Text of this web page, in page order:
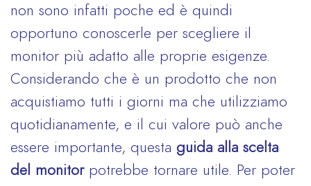
non sono infatti poche ed è quindi
opportuno conoscerle per scegliere il
monitor più adatto alle proprie esigenze.
Considerando che è un prodotto che non
acquistiamo tutti i giorni ma che utilizziamo
quotidianamente, e il cui valore può anche
essere importante, questa guida alla scelta
del monitorpotrebbe tornare utile. Per poter